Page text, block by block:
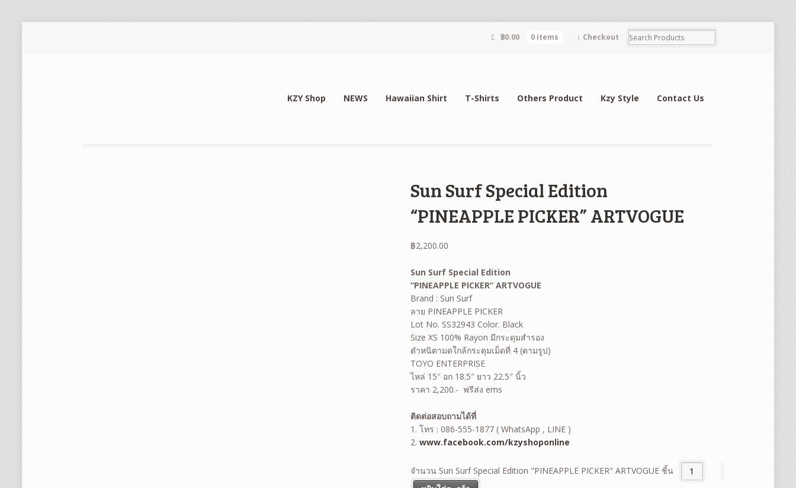
฿0.00 0 items Checkout
KZY Shop NEWS Hawaiian Shirt T-Shirts Others Product Kzy Style Contact Us
Sun Surf Special Edition
“PINEAPPLE PICKER” ARTVOGUE
฿2,200.00
Sun Surf Special Edition
“PINEAPPLE PICKER” ARTVOGUE
Brand : Sun Surf
ลาย PINEAPPLE PICKER
Lot No. SS32943 Color. Black
Size XS 100% Rayon มีกระดุมสำรอง
ตำหนิตามดใกล้กระดุมเม็ดที่ 4 (ตามรูป)
TOYO ENTERPRISE
ไหล่ 15″ อก 18.5″ ยาว 22.5″ นิ้ว
ราคา 2,200.- ฟรีส่ง ems
ติดต่อสอบถามได้ที่
1. โทร : 086-555-1877 ( WhatsApp , LINE )
2.www.facebook.com/kzyshoponline
จำนวน Sun Surf Special Edition "PINEAPPLE PICKER" ARTVOGUE ชิ้น